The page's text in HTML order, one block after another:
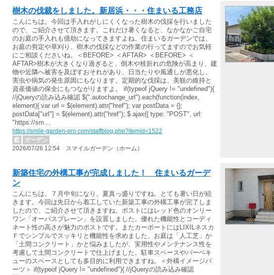
樹木の伐裁をしました。新居浜・・・住まいる工務店
こんにちは。今回は手入れがしにくくなった樹木の伐採を行いました
ので、ご紹介させて頂きます。これだけ暑くなると、なかなかご自宅
のお庭の手入れも億劫になってきますよね。住まいるガーデンでは、
お庭の剪定や草刈り、樹木の伐採などの作業の行ってますのでお気軽
にご相談くださいね。＜BEFORE> ＜AFTAR> ＜BEFORE> ＜
AFTAR>樹木が大きくなり過ぎると、倒木や枝折れの危険が高まり、建
物や近隣へ被害を及ぼすおそれがあり、日当たりや風通しが悪化し、
害虫や病気の発生原因にもなります。定期的な伐採は、美観の維持と
資産価値の保全にもつながりますよ。 if(typeof jQuery != "undefined"){
//jQueryの読み込み確認 $(".autochange_url").each(function(index,
element){ var url = $(element).attr("href"); var postData = {};
postData["url"] = $(element).attr("href"); $.ajax({ type: "POST", url:
"https://sm…
https://smile-garden-pro.com/staffblog.php?itemid=1522
庭
ガーデン
2026/07/26 12:54 スマイルガーデン（ホーム）
新築住宅の外構工事が完成しました！ 住まいるガーデ
ン
こんにちは。７月中旬になり、夏真っ盛りですね。とても暑い日が続
きます。今回は先日から着工していた新築工事の外構工事が完了しま
したので、ご紹介させて頂きますね。ポストにはレッド色のオンリー
ワン「オーパスプレーン」を設置しました。優れた機能性とコーディ
ネート性の高さが魅力のポストです。またカーポートにはLIXILネスカ
Ｆでシンプルでスッキリと機能性を求めました。お庭は「人工芝」か
「土間コンクリート」かと悩みましたが、実用性やメンテナンス性を
考慮して土間コンクリートで仕上げました。駐車スペースやバーベキ
ューのスペースとしても多目的に利用できますね。＜外構イメージパ
ーツ＞ if(typeof jQuery != "undefined"){ //jQueryの読み込み確認